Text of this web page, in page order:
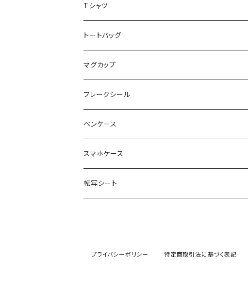
アトリエリモンチェッロ
お魚イラストレーター UMI
お肉屋さんのおむすびさん
noza
YUKI
DESIGN CAFE
Tシャツ
トートバッグ
マグカップ
フレークシール
ペンケース
スマホケース
転写シート
プライバシーポリシー 特定商取引法に基づく表記